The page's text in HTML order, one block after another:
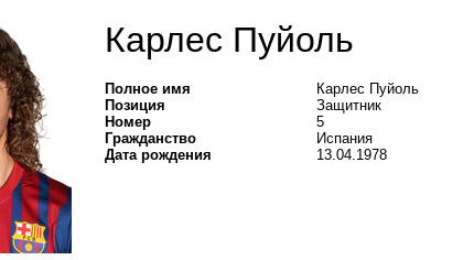
Карлес Пуйоль
Полное имя
Карлес Пуйоль
Позиция
Защитник
Номер
5
Гражданство
Испания
Дата рождения
13.04.1978